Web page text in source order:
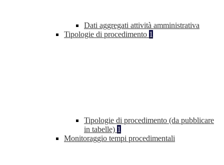
Dati aggregati attività amministrativa
Tipologie di procedimento 1
Tipologie di procedimento (da pubblicare
in tabelle) 1
Monitoraggio tempi procedimentali